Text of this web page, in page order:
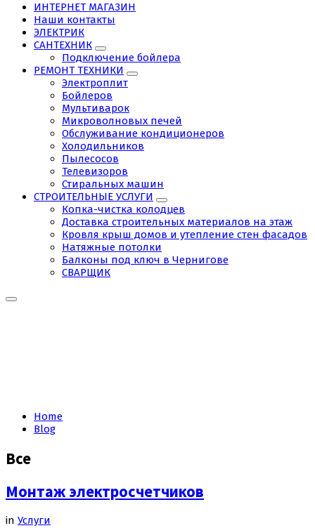
ИНТЕРНЕТ МАГАЗИН
Наши контакты
ЭЛЕКТРИК
САНТЕХНИК
Подключение бойлера
РЕМОНТ ТЕХНИКИ
Электроплит
Бойлеров
Мультиварок
Микроволновых печей
Обслуживание кондиционеров
Холодильников
Пылесосов
Телевизоров
Стиральных машин
СТРОИТЕЛЬНЫЕ УСЛУГИ
Копка-чистка колодцев
Доставка строительных материалов на этаж
Кровля крыш домов и утепление стен фасадов
Натяжные потолки
Балконы под ключ в Чернигове
СВАРЩИК
Home
Blog
Все
Монтаж электросчетчиков
in Услуги